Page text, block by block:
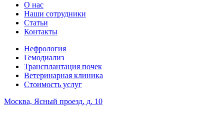
О нас
Наши сотрудники
Статьи
Контакты
Нефрология
Гемодиализ
Трансплантация почек
Ветеринарная клиника
Стоимость услуг
Москва, Ясный проезд, д. 10